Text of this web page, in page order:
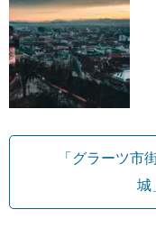
「グラーツ市
城